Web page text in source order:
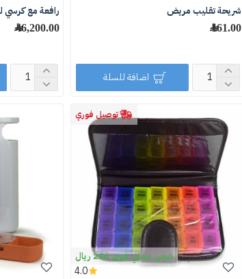
شريحة تقليب مريض
161.00 ﷼
اضافة للسلة
رافعة مع كرسي
46,200.00 ﷼
توصيل فوري
شحن مجاني فوق 250 ريال
4.0